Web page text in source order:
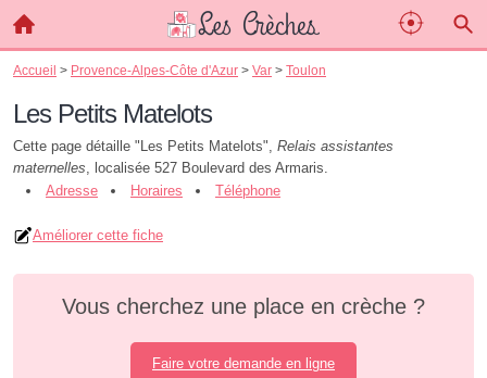
Accueil > Provence-Alpes-Côte d'Azur > Var > Toulon
Les Petits Matelots
Cette page détaille "Les Petits Matelots", Relais assistantes
maternelles, localisée 527 Boulevard des Armaris.
Adresse
Horaires Téléphone
Améliorer cette fiche
Vous cherchez une place en crèche ?
Faire votre demande en ligne